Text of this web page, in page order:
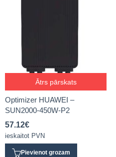
Ātrs pārskats
Optimizer HUAWEI –
SUN2000-450W-P2
57.12€
ieskaitot PVN
Pievienot grozam